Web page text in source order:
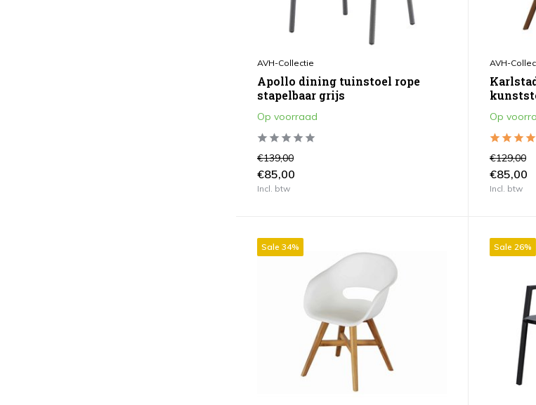
AVH-Collectie
Apollo dining tuinstoel rope
stapelbaar grijs
Op voorraad
€139,00
€85,00
Incl. btw
AVH-
Op
€129,00
€85,00
Incl. btw
Sale 34% Sale 26%